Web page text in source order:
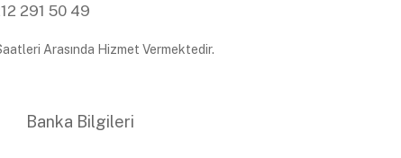
291 50 49
Arasında Hizmet Vermektedir.
Banka Bilgileri